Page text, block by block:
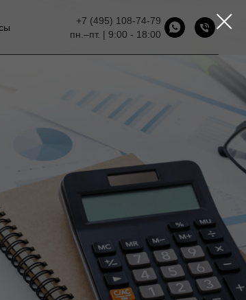
+7 (495) 108-74-79
пн.–пт. | 9:00 - 18:00